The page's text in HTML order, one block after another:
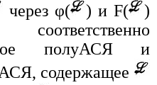
через φ( ) и F(
)
полуАСЯ и
содержащее